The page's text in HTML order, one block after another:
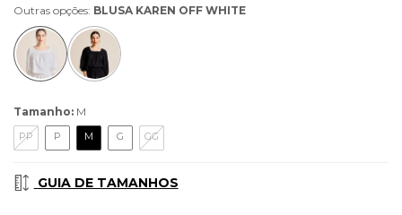
Outras opções: BLUSA KAREN OFF WHITE
Tamanho: M
PP P M G GG
GUIA DE TAMANHOS